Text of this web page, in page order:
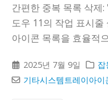
간편한 중복 목록 삭제
도우 11의 작업 표시줄
아이콘 목록을 효율적
2025년 7월 9일
잡
기타시스템트레이아이